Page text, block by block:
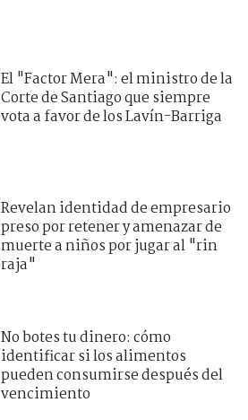
El "Factor Mera": el ministro de la
Corte de Santiago que siempre
vota a favor de los Lavín-Barriga
Revelan identidad de empresario
preso por retener y amenazar de
muerte a niños por jugar al "rin
raja"
No botes tu dinero: cómo
identificar si los alimentos
pueden consumirse después del
vencimiento